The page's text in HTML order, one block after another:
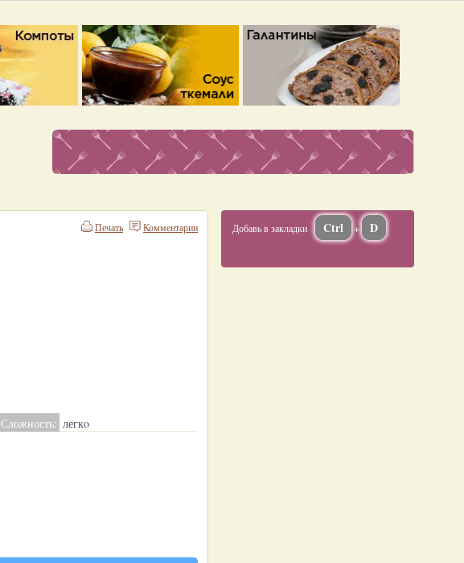
Комментарии
Печать
Сложность: легкo
Добавь в закладки Ctrl + D